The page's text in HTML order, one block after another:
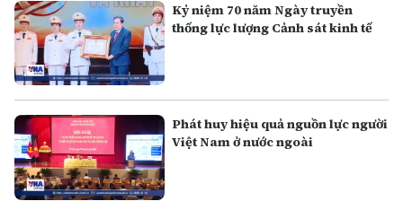
Kỷ niệm 70 năm Ngày truyền
thống lực lượng Cảnh sát kinh tế
Phát huy hiệu quả nguồn lực người
Việt Nam ở nước ngoài